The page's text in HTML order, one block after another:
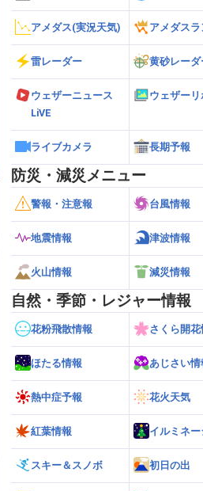
アメダス(実況天気) アメダス
雷レーダー 黄砂レーダ
ウェザーニュース
LiVE
ウェザーリ
ライブカメラ 長期予報
防災・減災メニュー
警報・注意報 台風情報
地震情報 津波情報
火山情報 減災情報
自然・季節・レジャー情報
花粉飛散情報 さくら開花
ほたる情報 あじさい情
熱中症予報 花火天気
紅葉情報 イルミネ
スキー＆スノボ 初日の出